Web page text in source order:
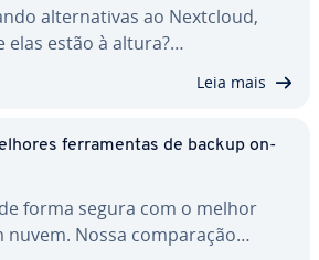
al­ter­na­ti­vas ao Nextcloud,
elas estão à altura?…
Leia mais
fer­ra­men­tas de backup on-
forma segura com o melhor
nuvem. Nossa com­pa­ra­ção…